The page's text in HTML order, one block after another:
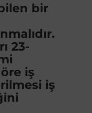
bir
23-
iş
iş